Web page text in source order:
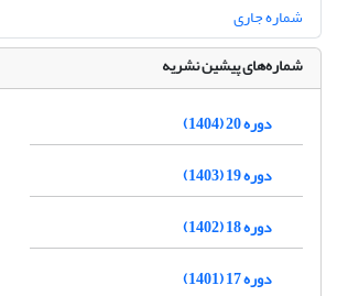
شماره جاری
شماره‌های پیشین نشریه
دوره 20 (1404)
دوره 19 (1403)
دوره 18 (1402)
دوره 17 (1401)